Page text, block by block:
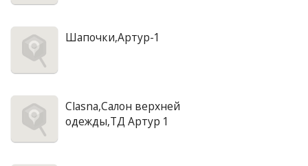
Шапочки,Артур-1
Clasna,Салон верхней
одежды,ТД Артур 1